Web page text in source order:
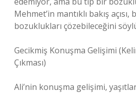
Mehmet’in mantıklı bakış
bozuklukları çözebileceğini
Gecikmiş Konuşma Gelişimi
Çıkması)
Ali’nin konuşma gelişimi,